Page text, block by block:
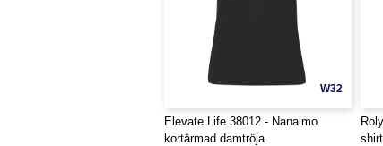
W32
Elevate Life 38012 - Nanaimo
kortärmad damtröja